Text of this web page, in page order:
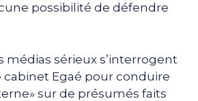
possibilité de défendre
médias sérieux s’interrogent
cabinet Egaé pour conduire
sur de présumés faits